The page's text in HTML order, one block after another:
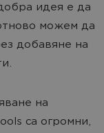
идея е да
можем да
добавяне на
на
са огромни,